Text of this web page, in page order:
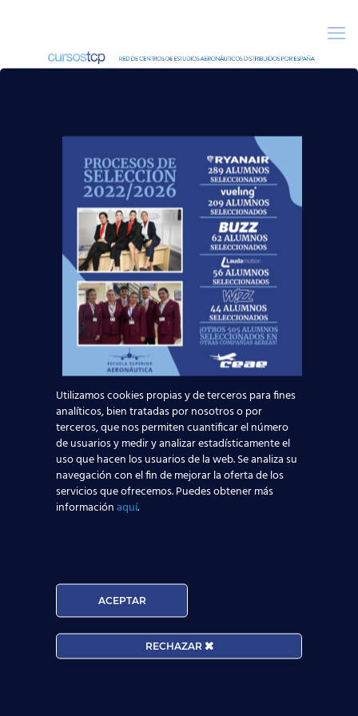
31 marzo, 2015
Oferta de empleo TCP:
Bolsa de trabajo para
auxiliares de vuelo de
Air Nostrum
Apertura de convocatorias para la selección
de Tripulantes de Cabina de Pasajeros TCP
en la compañía aérea Air Nostrum. En
nuestra red de Centros de Estudios
Utilizamos cookies propias y de terceros para fines
analíticos, bien tratadas por nosotros o por
terceros, que nos permiten cuantificar el número
de usuarios y medir y analizar estadísticamente el
uso que hacen los usuarios de la web. Se analiza su
navegación con el fin de mejorar la oferta de los
servicios que ofrecemos. Puedes obtener más
informaciónaquí.
ACEPTAR
RECHAZAR